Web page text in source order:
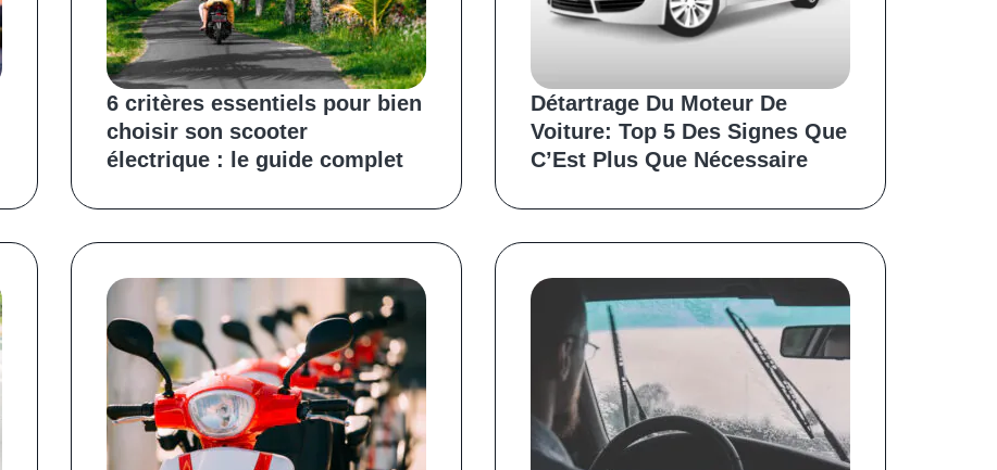
6 critères essentiels pour bien
choisir son scooter
électrique : le guide complet
Détartrage Du Moteur De
Voiture: Top 5 Des Signes Que
C’Est Plus Que Nécessaire